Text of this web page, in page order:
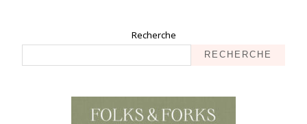
Recherche
RECHERCHE